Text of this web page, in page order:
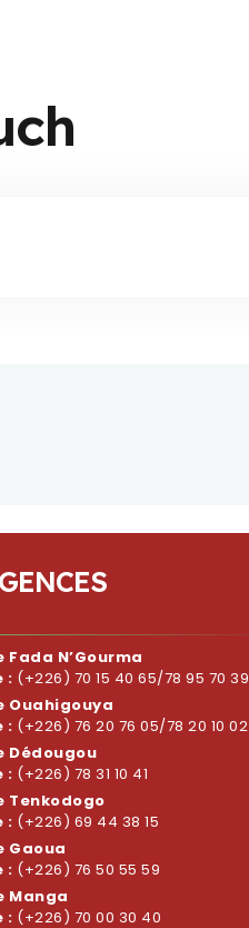
ch
ENCES
Fada N’Gourma
: (+226) 70 15 40 65/78 95 70 39
Ouahigouya
: (+226) 76 20 76 05/78 20 10 02
Dédougou
: (+226) 78 31 10 41
Tenkodogo
: (+226) 69 44 38 15
Gaoua
: (+226) 76 50 55 59
Manga
: (+226) 70 00 30 40